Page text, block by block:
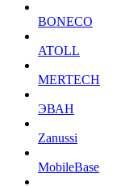
BONECO
ATOLL
MERTECH
ЭВАН
Zanussi
MobileBase